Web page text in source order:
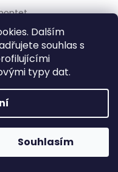
Dalším
souhlas s
typy dat.
Souhlasím
. Všechna práva